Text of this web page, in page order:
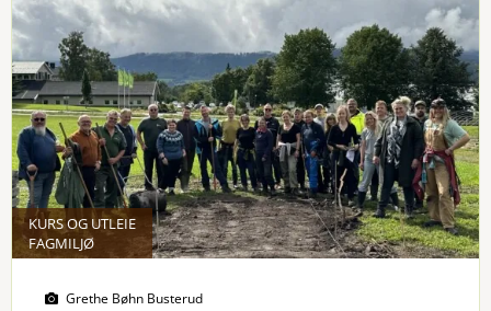
KURS OG UTLEIE
FAGMILJØ
Grethe Bøhn Busterud